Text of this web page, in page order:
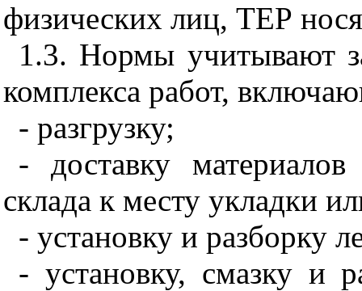
физических лиц, ТЕР
1.3. Нормы учитывают
комплекса работ,
- разгрузку;
- доставку
склада к месту укладки
- установку и разборку
- установку, смазку и